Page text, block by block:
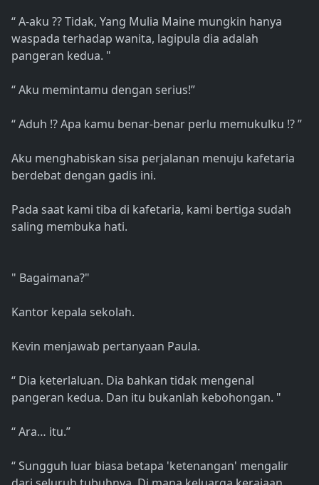
“ A-aku ?? Tidak, Yang Mulia Maine mungkin hanya
waspada terhadap wanita, lagipula dia adalah
pangeran kedua. "
“ Aku memintamu dengan serius!”
“ Aduh !? Apa kamu benar-benar perlu memukulku !? ”
Aku menghabiskan sisa perjalanan menuju kafetaria
berdebat dengan gadis ini.
Pada saat kami tiba di kafetaria, kami bertiga sudah
saling membuka hati.
" Bagaimana?"
Kantor kepala sekolah.
Kevin menjawab pertanyaan Paula.
“ Dia keterlaluan. Dia bahkan tidak mengenal
pangeran kedua. Dan itu bukanlah kebohongan. "
“ Ara… itu.”
“ Sungguh luar biasa betapa 'ketenangan' mengalir